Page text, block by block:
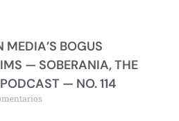
BOGUS
— SOBERANIA, THE
— NO. 114